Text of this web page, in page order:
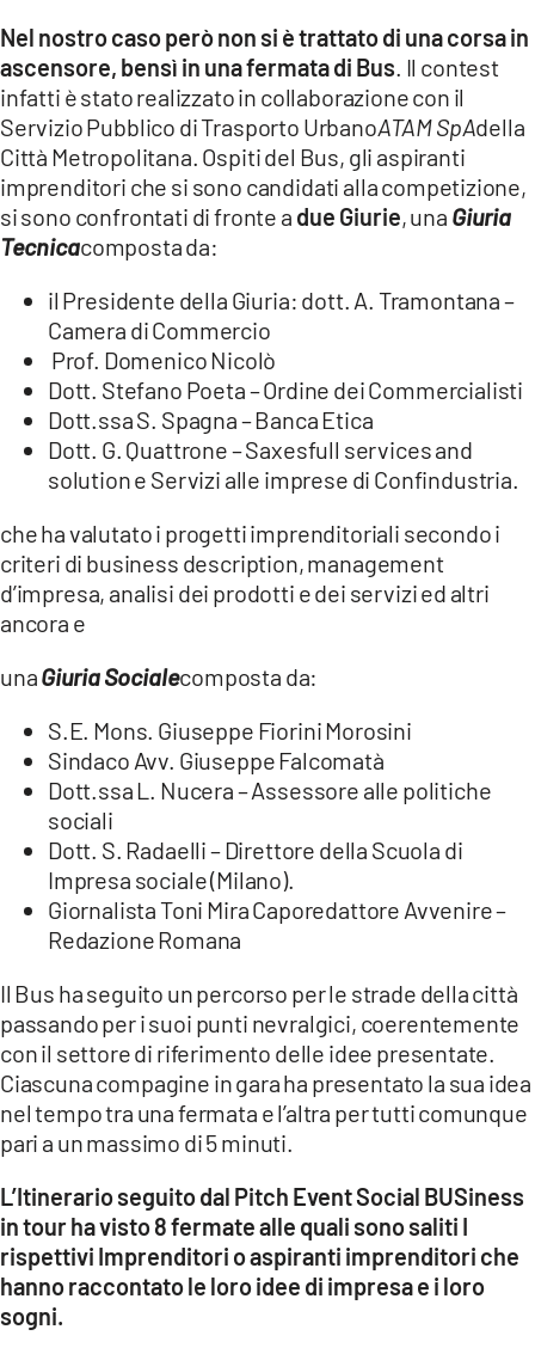
LACAPITALENEWS.IT
App
ANDROID
APPLE
Nel nostro caso però non si è trattato di una corsa in
ascensore, bensì in una fermata di Bus. Il contest
infatti è stato realizzato in collaborazione con il
Servizio Pubblico di Trasporto UrbanoATAM SpAdella
Città Metropolitana. Ospiti del Bus, gli aspiranti
imprenditori che si sono candidati alla competizione,
si sono confrontati di fronte a due Giurie, una Giuria
Tecnicacomposta da:
il Presidente della Giuria: dott. A. Tramontana –
Camera di Commercio
Prof. Domenico Nicolò
Dott. Stefano Poeta – Ordine dei Commercialisti
Dott.ssa S. Spagna – Banca Etica
Dott. G. Quattrone – Saxesfull services and
solution e Servizi alle imprese di Confindustria.
che ha valutato i progetti imprenditoriali secondo i
criteri di business description, management
d’impresa, analisi dei prodotti e dei servizi ed altri
ancora e
unaGiuria Socialecomposta da:
S.E. Mons. Giuseppe Fiorini Morosini
Sindaco Avv. Giuseppe Falcomatà
Dott.ssa L. Nucera – Assessore alle politiche
sociali
Dott. S. Radaelli – Direttore della Scuola di
Impresa sociale (Milano).
Giornalista Toni Mira Caporedattore Avvenire –
Redazione Romana
Il Bus ha seguito un percorso per le strade della città
passando per i suoi punti nevralgici, coerentemente
con il settore di riferimento delle idee presentate.
Ciascuna compagine in gara ha presentato la sua idea
nel tempo tra una fermata e l’altra per tutti comunque
pari a un massimo di 5 minuti.
L’Itinerario seguito dal Pitch Event Social BUSiness
in tour ha visto 8 fermate alle quali sono saliti I
rispettivi Imprenditori o aspiranti imprenditori che
hanno raccontato le loro idee di impresa e i loro
sogni.